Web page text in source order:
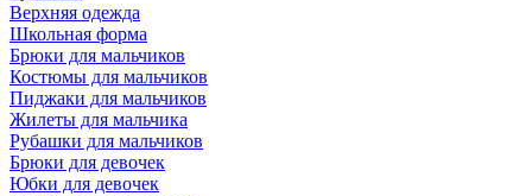
Верхняя одежда
Школьная форма
Брюки для мальчиков
Костюмы для мальчиков
Пиджаки для мальчиков
Жилеты для мальчика
Рубашки для мальчиков
Брюки для девочек
Юбки для девочек